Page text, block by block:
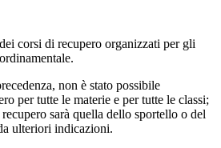
corsi di recupero organizzati per gli
non è stato possibile
per tutte le materie e per tutte le classi;
sarà quella dello sportello o del
ulteriori indicazioni.